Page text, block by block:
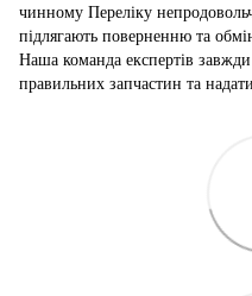
чинному Переліку
підлягають поверненню та
Наша команда експертів
правильних запчастин та